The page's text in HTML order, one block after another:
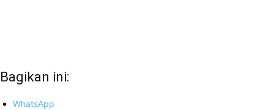
Bagikan ini:
WhatsApp